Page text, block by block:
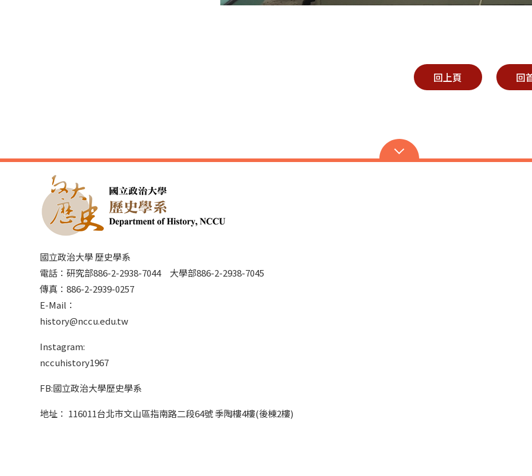
回上頁 回
國立政治大學 歷史學系
電話：研究部886-2-2938-7044 大學部886-2-2938-7045
傳真：886-2-2939-0257
E-Mail：
history@nccu.edu.tw
Instagram:
nccuhistory1967
FB:國立政治大學歷史學系
地址： 116011台北市文山區指南路二段64號 季陶樓4樓(後棟2樓)